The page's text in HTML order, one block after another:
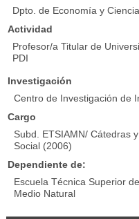
Dpto. de Economía y
Actividad
Profesor/a Titular de
PDI
Investigación
Centro de Investigación de
Cargo
Subd. ETSIAMN/ Cátedras
Social (2006)
Dependiente de:
Escuela Técnica Superior
Medio Natural